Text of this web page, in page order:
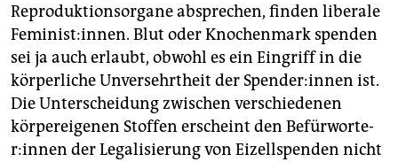
Reproduktionsorgane absprechen, finden liberale
Feminist:innen. Blut oder Knochenmark spenden
sei ja auch erlaubt, obwohl es ein Eingriff in die
körperliche Unversehrtheit der Spen­de­r:in­nen ist.
Die Unterscheidung zwischen verschiedenen
körpereigenen Stoffen erscheint den Be­für­wor­te­
r:in­nen der Legalisierung von Eizellspenden nicht